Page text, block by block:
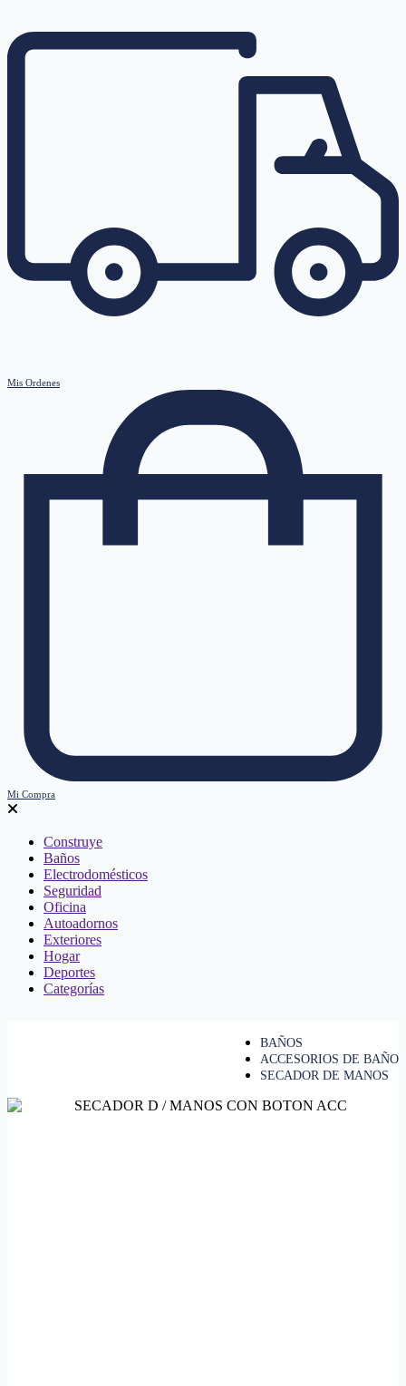
Mis Ordenes
Mi Compra
Construye
Baños
Electrodomésticos
Seguridad
Oficina
Autoadornos
Exteriores
Hogar
Deportes
Categorías
BAÑOS
ACCESORIOS DE BAÑO
SECADOR DE MANOS